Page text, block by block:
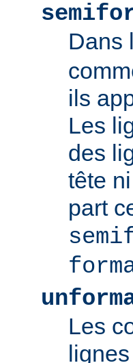
Dans
ils
Les
des
tête
part
Les